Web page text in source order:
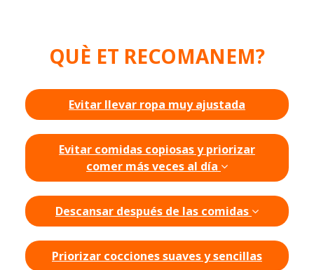
QUÈ ET RECOMANEM?
Evitar llevar ropa muy ajustada
Evitar comidas copiosas y priorizar
comer más veces al día
Descansar después de las comidas
Priorizar cocciones suaves y sencillas